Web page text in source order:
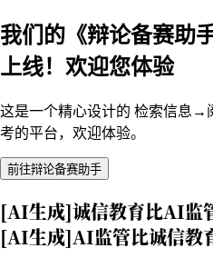
我们的《辩论备赛助
上线！欢迎您体验
这是一个精心设计的 检索信息
考的平台，欢迎体验。
前往辩论备赛助手
[AI生成]诚信教育比AI监
[AI生成]AI监管比诚信教